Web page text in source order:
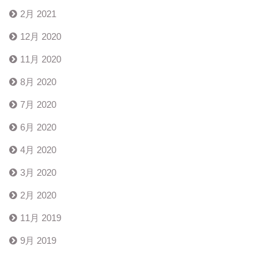
2月 2021
12月 2020
11月 2020
8月 2020
7月 2020
6月 2020
4月 2020
3月 2020
2月 2020
11月 2019
9月 2019